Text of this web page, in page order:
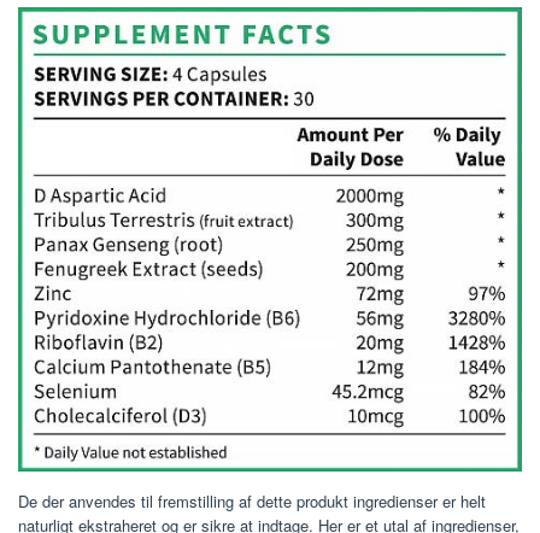
De der anvendes til fremstilling af dette produkt ingredienser er helt
naturligt ekstraheret og er sikre at indtage. Her er et utal af ingredienser,